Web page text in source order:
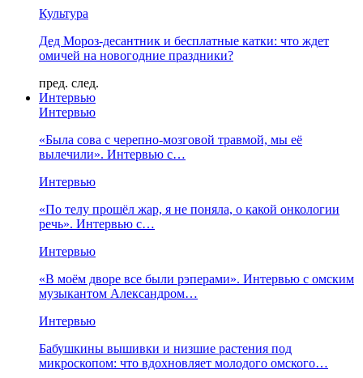
Культура
Дед Мороз-десантник и бесплатные катки: что ждет
омичей на новогодние праздники?
пред. след.
Интервью
Интервью
«Была сова с черепно-мозговой травмой, мы её
вылечили». Интервью с…
Интервью
«По телу прошёл жар, я не поняла, о какой онкологии
речь». Интервью с…
Интервью
«В моём дворе все были рэперами». Интервью с омским
музыкантом Александром…
Интервью
Бабушкины вышивки и низшие растения под
микроскопом: что вдохновляет молодого омского…